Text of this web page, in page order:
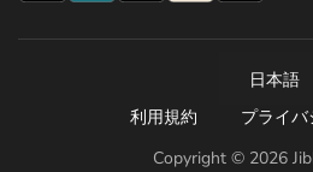
Copyright © 2026
日本語
利用規約
プライ